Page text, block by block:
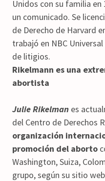
Unidos con su familia en
un comunicado. Se
de Derecho de Harvard
trabajó en NBC
de litigios.
Rikelmann es una
abortista
Julie Rikelman es
del Centro de Derechos
organización
promoción del aborto
Washington, Suiza,
grupo, según su sitio